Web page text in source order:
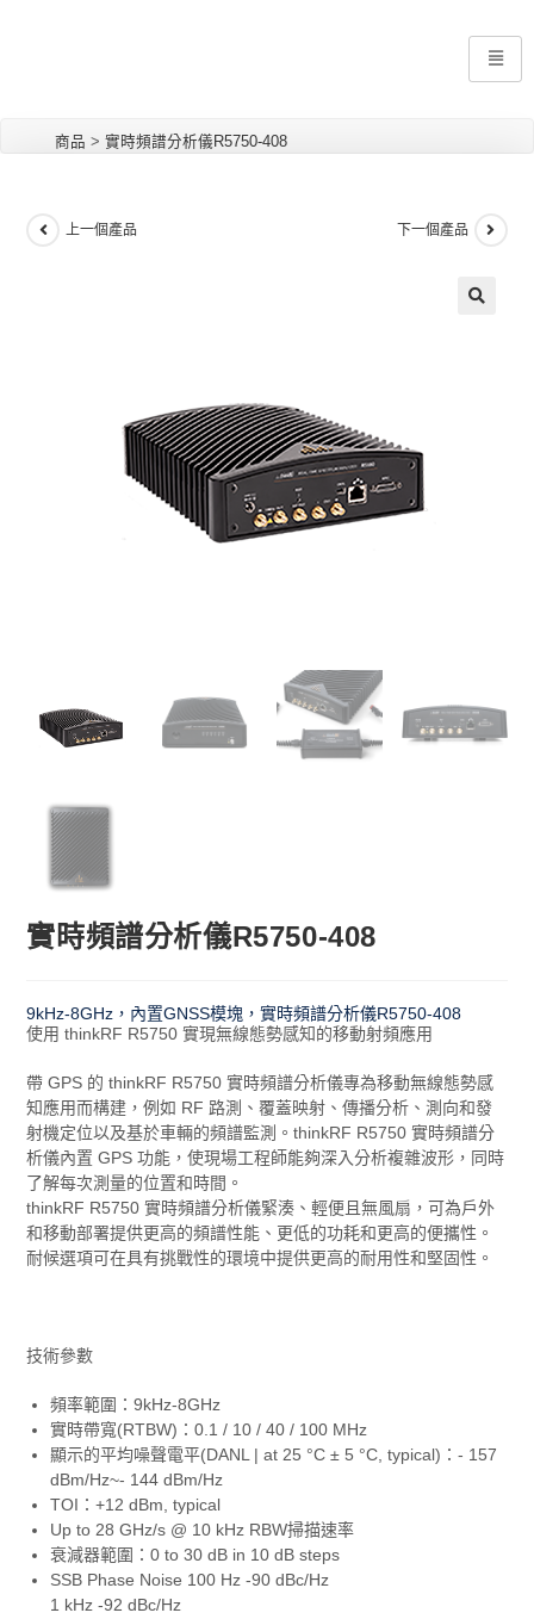
商品 > 實時頻譜分析儀R5750-408
上一個產品 下一個產品
實時頻譜分析儀R5750-408
9kHz-8GHz，內置GNSS模塊，實時頻譜分析儀R5750-408
使用 thinkRF R5750 實現無線態勢感知的移動射頻應用
帶 GPS 的 thinkRF R5750 實時頻譜分析儀專為移動無線態勢感
知應用而構建，例如 RF 路測、覆蓋映射、傳播分析、測向和發
射機定位以及基於車輛的頻譜監測。thinkRF R5750 實時頻譜分
析儀內置 GPS 功能，使現場工程師能夠深入分析複雜波形，同時
了解每次測量的位置和時間。
thinkRF R5750 實時頻譜分析儀緊湊、輕便且無風扇，可為戶外
和移動部署提供更高的頻譜性能、更低的功耗和更高的便攜性。
耐候選項可在具有挑戰性的環境中提供更高的耐用性和堅固性。
技術參數
頻率範圍：9kHz-8GHz
實時帶寬(RTBW)：0.1 / 10 / 40 / 100 MHz
顯示的平均噪聲電平(DANL | at 25 °C ± 5 °C, typical)：- 157
dBm/Hz~- 144 dBm/Hz
TOI：+12 dBm, typical
Up to 28 GHz/s @ 10 kHz RBW掃描速率
衰減器範圍：0 to 30 dB in 10 dB steps
SSB Phase Noise 100 Hz -90 dBc/Hz
1 kHz -92 dBc/Hz